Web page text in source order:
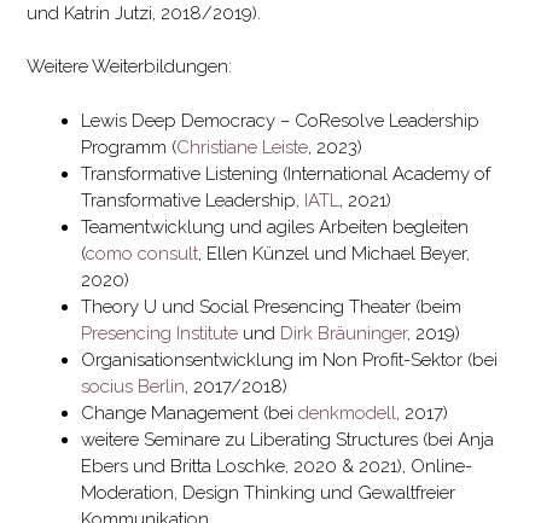
und Katrin Jutzi, 2018/2019).
Weitere Weiterbildungen:
Lewis Deep Democracy – CoResolve Leadership
Programm (Christiane Leiste, 2023)
Transformative Listening (International Academy of
Transformative Leadership, IATL , 2021)
Teamentwicklung und agiles Arbeiten begleiten
(como consult, Ellen Künzel und Michael Beyer,
2020)
Theory U und Social Presencing Theater (beim
Presencing Institute und Dirk Bräuninger, 2019)
Organisationsentwicklung im Non Profit-Sektor (bei
socius Berlin, 2017/2018)
Change Management (bei denkmodell, 2017)
weitere Seminare zu Liberating Structures (bei Anja
Ebers und Britta Loschke, 2020 & 2021), Online-
Moderation, Design Thinking und Gewaltfreier